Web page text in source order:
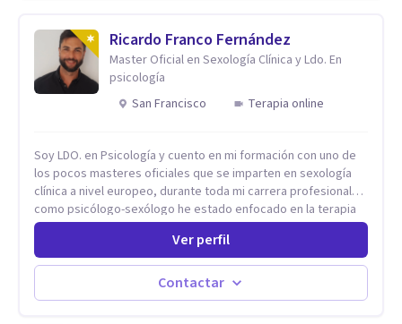
Ricardo Franco Fernández
Master Oficial en Sexología Clínica y Ldo. En
psicología
San Francisco
Terapia online
Soy LDO. en Psicología y cuento en mi formación con uno de
los pocos masteres oficiales que se imparten en sexología
clínica a nivel europeo, durante toda mi carrera profesional
como psicólogo-sexólogo he estado enfocado en la terapia
sexual desde una perspectiva multidisciplinar BIO-PSICO-
SOCIAL ya que aunque las bases de mi trabajo son
psicológicas, si no se tienen en consideración otros factores
la terapia puede no funcionar al tener una visión demasiado
simplista, excluyendo de antemano otros factores que
Ver perfil
Contactar